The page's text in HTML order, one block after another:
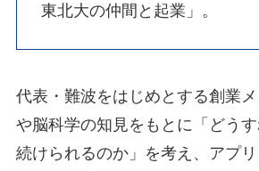
東北大の仲間と起業」。
代表・難波をはじめとする創業
や脳科学の知見をもとに「どう
続けられるのか」を考え、アプ